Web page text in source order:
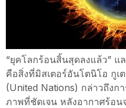
“ยุคโลกร้อนสิ้นสุดลงแล้ว” แ
คือสิ่งที่มิสเตอร์อันโตนิโอ กูเ
(United Nations) กล่าวถึงก
ภาพที่ชัดเจน หลังอากาศร้อ